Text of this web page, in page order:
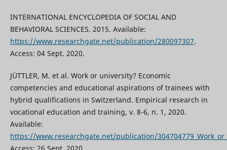
INTERNATIONAL ENCYCLOPEDIA OF SOCIAL AND
BEHAVIORAL SCIENCES. 2015. Available:
https://www.researchgate.net/publication/280097307.
Access: 04 Sept. 2020.
JÜTTLER, M. et al. Work or university? Economic
competencies and educational aspirations of trainees with
hybrid qualifications in Switzerland. Empirical research in
vocational education and training, v. 8-6, n. 1, 2020.
Available:
https://www.researchgate.net/publication/
Access: 26 Sept. 2020.